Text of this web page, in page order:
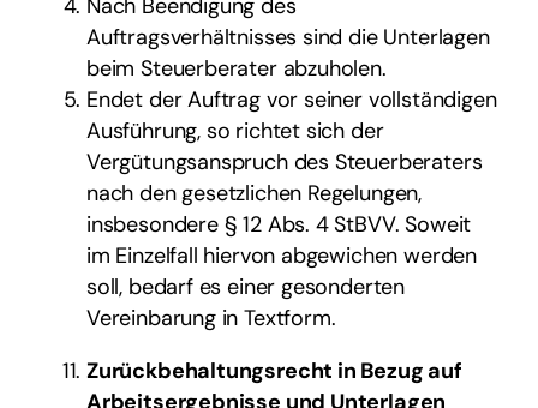
Auftragsverhältnisses sind die Unterlagen
beim Steuerberater abzuholen.
Endet der Auftrag vor seiner vollständigen
Ausführung, so richtet sich der
Vergütungsanspruch des Steuerberaters
nach den gesetzlichen Regelungen,
insbesondere § 12 Abs. 4 StBVV. Soweit
im Einzelfall hiervon abgewichen werden
soll, bedarf es einer gesonderten
Vereinbarung in Textform.
Zurückbehaltungsrecht in Bezug auf
Arbeitsergebnisse und Unterlagen